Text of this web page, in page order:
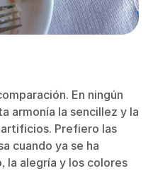
En ningún
armonía la sencillez y la
Prefiero las
cuando ya se ha
la alegría y los colores